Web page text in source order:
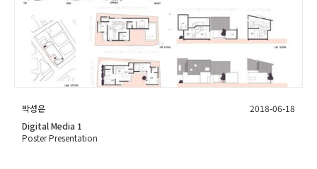
박성은
2018-06-18
Digital Media 1
Poster Presentation